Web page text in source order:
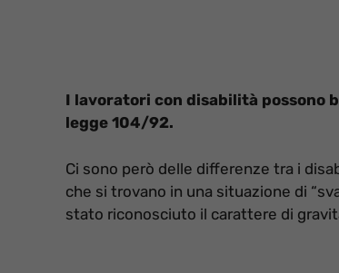
I lavoratori con disabilità possono
legge 104/92.
Ci sono però delle differenze tra i
che si trovano in una situazione di
stato riconosciuto il carattere di